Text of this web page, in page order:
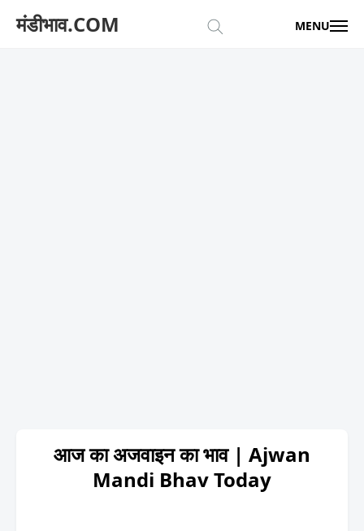
मंडीभाव.COM MENU
आज का अजवाइन का भाव | Ajwan
Mandi Bhav Today